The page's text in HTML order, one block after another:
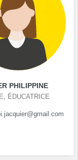
PHILIPPINE
ÉDUCATRICE